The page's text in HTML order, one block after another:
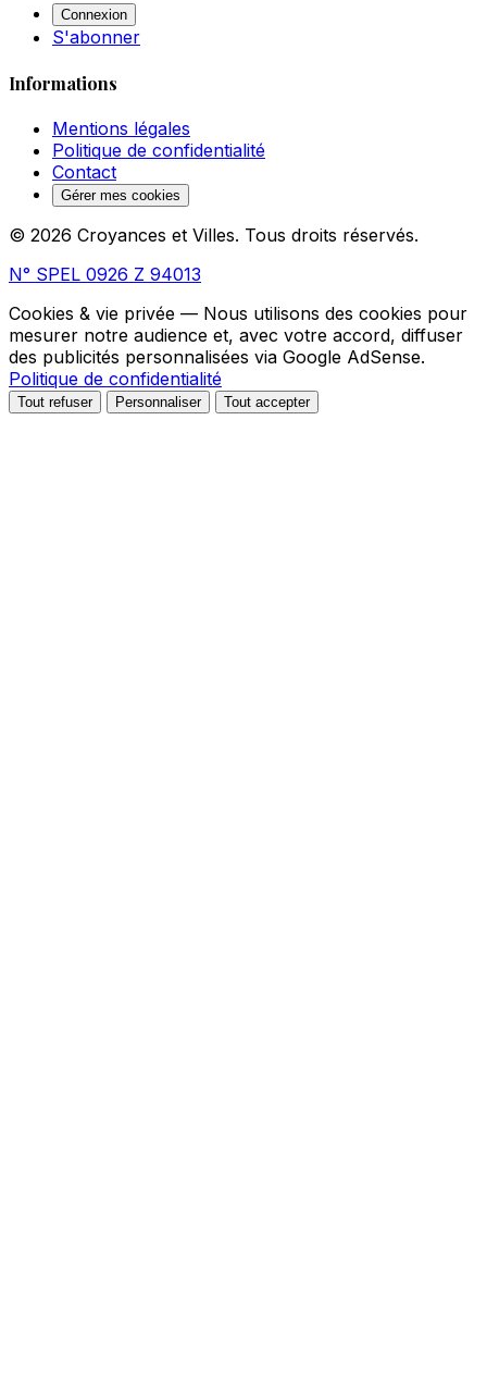
Connexion
S'abonner
Informations
Mentions légales
Politique de confidentialité
Contact
Gérer mes cookies
© 2026 Croyances et Villes. Tous droits réservés.
N° SPEL 0926 Z 94013
Cookies & vie privée — Nous utilisons des cookies pour
mesurer notre audience et, avec votre accord, diffuser
des publicités personnalisées via Google AdSense.
Politique de confidentialité
Tout refuser Personnaliser Tout accepter